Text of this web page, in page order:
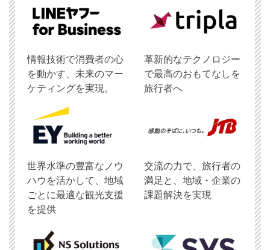
情報技術で消費者の心
を動かす、未来のマー
ケティングを実現。
革新的なテクノロジー
で最高のおもてなしを
旅行者へ
世界水準の豊富なノウ
ハウを活かして、地域
ごとに最適な観光支援
を提供
交流の力で、旅行者の
満足と、地域・企業の
課題解決を実現